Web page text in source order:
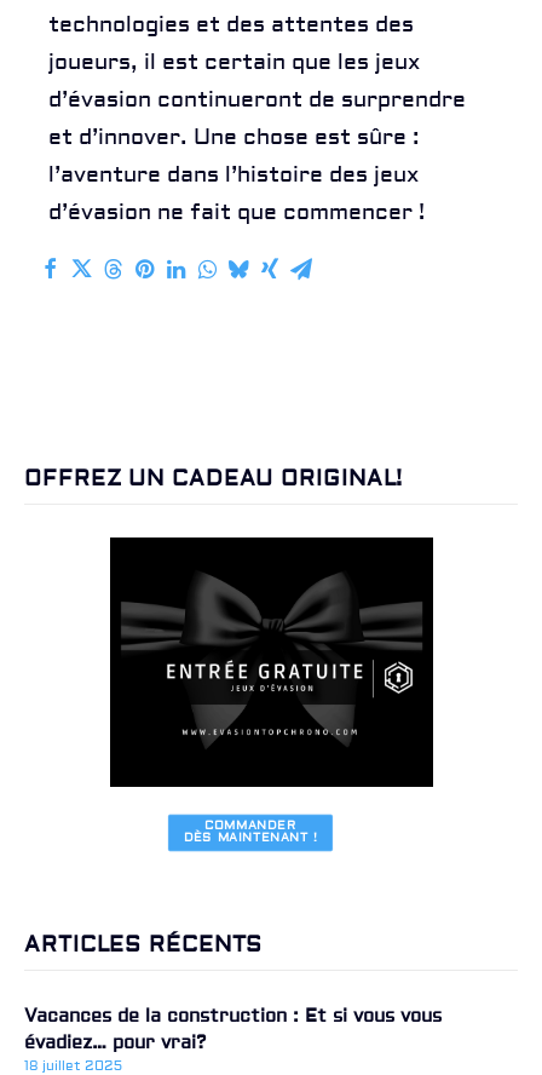
technologies et des attentes des
joueurs, il est certain que les jeux
d’évasion continueront de surprendre
et d’innover. Une chose est sûre :
l’aventure dans l’histoire des jeux
d’évasion ne fait que commencer !
OFFREZ UN CADEAU ORIGINAL!
COMMANDER
DÈS MAINTENANT !
ARTICLES RÉCENTS
Vacances de la construction : Et si vous vous
évadiez… pour vrai?
18 juillet 2025